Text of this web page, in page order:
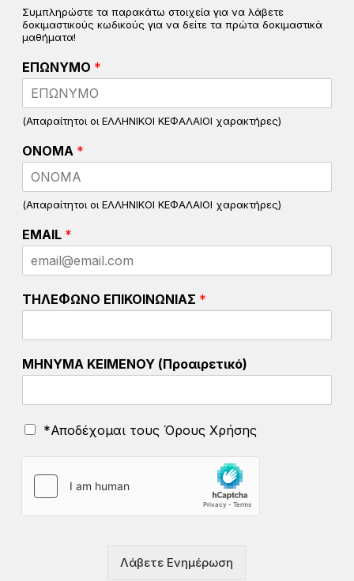
Συμπληρώστε τα παρακάτω στοιχεία για να λάβετε
δοκιμαστικούς κωδικούς για να δείτε τα πρώτα δοκιμαστικά
μαθήματα!
ΕΠΩΝΥΜΟ *
(Απαραίτητοι οι ΕΛΛΗΝΙΚΟΙ ΚΕΦΑΛΑΙΟΙ χαρακτήρες)
ΟΝΟΜΑ *
(Απαραίτητοι οι ΕΛΛΗΝΙΚΟΙ ΚΕΦΑΛΑΙΟΙ χαρακτήρες)
Ε
Π
Ω
Ν
Μ
*
Ε
Ν
EMAIL *
ΤΗΛΕΦΩΝΟ ΕΠΙΚΟΙΝΩΝΙΑΣ *
ΜΗΝΥΜΑ ΚΕΙΜΕΝΟΥ (Προαιρετικό)
Ό
ο
*Αποδέχομαι τους Όρους Χρήσης
Λάβετε Ενημέρωση